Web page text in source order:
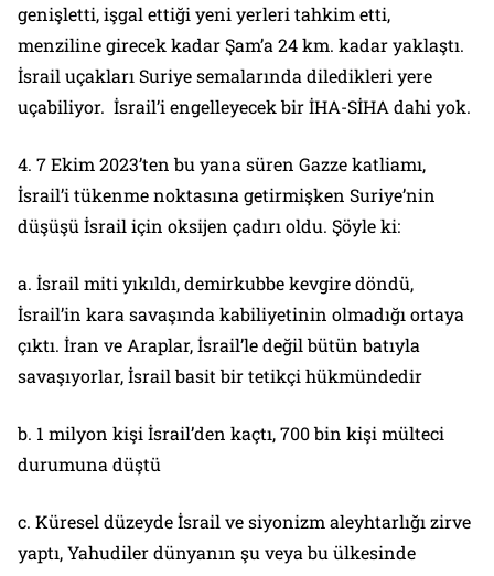
genişletti, işgal ettiği yeni yerleri tahkim etti,
menziline girecek kadar Şam’a 24 km. kadar yaklaştı.
İsrail uçakları Suriye semalarında diledikleri yere
uçabiliyor. İsrail’i engelleyecek bir İHA-SİHA dahi yok.
4. 7 Ekim 2023’ten bu yana süren Gazze katliamı,
İsrail’i tükenme noktasına getirmişken Suriye’nin
düşüşü İsrail için oksijen çadırı oldu. Şöyle ki:
a. İsrail miti yıkıldı, demirkubbe kevgire döndü,
İsrail’in kara savaşında kabiliyetinin olmadığı ortaya
çıktı. İran ve Araplar, İsrail’le değil bütün batıyla
savaşıyorlar, İsrail basit bir tetikçi hükmündedir
b. 1 milyon kişi İsrail’den kaçtı, 700 bin kişi mülteci
durumuna düştü
c. Küresel düzeyde İsrail ve siyonizm aleyhtarlığı zirve
yaptı, Yahudiler dünyanın şu veya bu ülkesinde